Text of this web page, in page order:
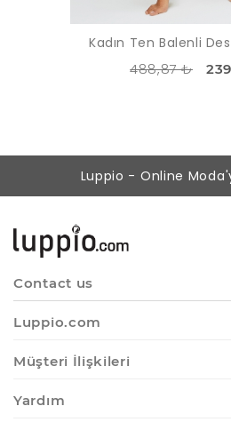
Kadın Ten Balenli
488,87 ₺
Luppio - Online
Contact us
Luppio.com
Müşteri İlişkileri
Yardım